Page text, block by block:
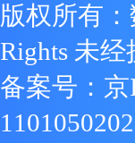
版权所有
Rights 未
备案号： 京